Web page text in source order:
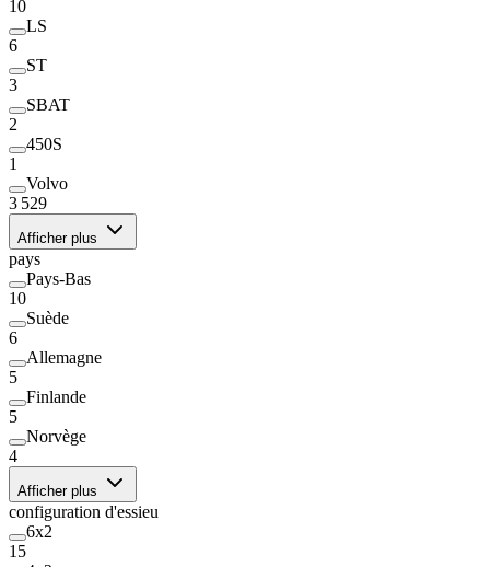
10
LS
6
ST
3
SBAT
2
450S
1
Volvo
3 529
Afficher plus
pays
Pays-Bas
10
Suède
6
Allemagne
5
Finlande
5
Norvège
4
Afficher plus
configuration d'essieu
6x2
15